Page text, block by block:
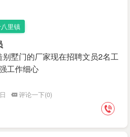
里镇
墅门的厂家现在招聘文员2名工
工作细心
评论一下(0)